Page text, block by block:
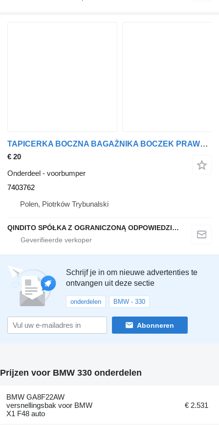
TAPICERKA BOCZNA BAGAŻNIKA BOCZEK PRAWY 7403762 voorbumper voor BMW X3 G01 auto
€ 20
Onderdeel - voorbumper
7403762
Polen, Piotrków Trybunalski
QINDITO SPÓŁKA Z OGRANICZONĄ ODPOWIEDZIALNOŚCIĄ
Schrijf je in om nieuwe advertenties te
ontvangen uit deze sectie
onderdelen BMW - 330
Abonneren
Prijzen voor BMW 330 onderdelen
BMW GA8F22AW
versnellingsbak voor BMW
X1 F48 auto
€ 2.531